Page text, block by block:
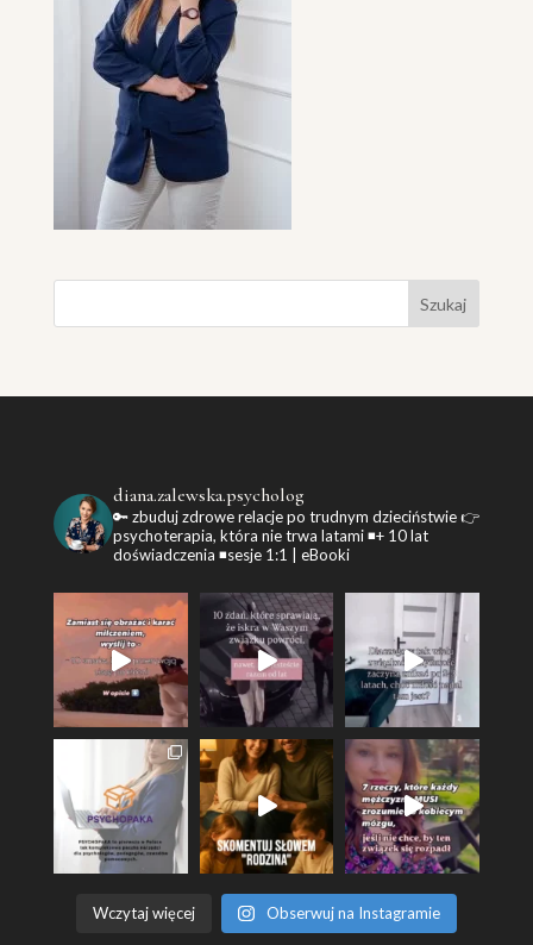
diana.zalewska.psycholog
🔑 zbuduj zdrowe relacje po trudnym dzieciństwie👉
psychoterapia, która nie trwa latami◾+ 10 lat
doświadczenia ◾sesje 1:1 | eBooki
Wczytaj więcej Obserwuj na Instagramie